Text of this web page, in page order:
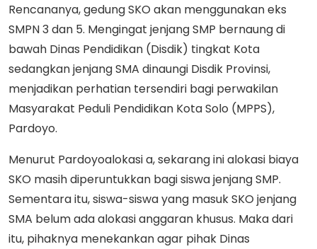
Rencananya, gedung SKO akan menggunakan eks
SMPN 3 dan 5. Mengingat jenjang SMP bernaung di
bawah Dinas Pendidikan (Disdik) tingkat Kota
sedangkan jenjang SMA dinaungi Disdik Provinsi,
menjadikan perhatian tersendiri bagi perwakilan
Masyarakat Peduli Pendidikan Kota Solo (MPPS),
Pardoyo.
Menurut Pardoyoalokasi a, sekarang ini alokasi biaya
SKO masih diperuntukkan bagi siswa jenjang SMP.
Sementara itu, siswa-siswa yang masuk SKO jenjang
SMA belum ada alokasi anggaran khusus. Maka dari
itu, pihaknya menekankan agar pihak Dinas